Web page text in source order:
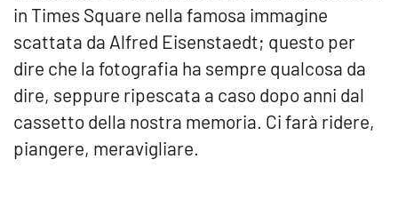
in Times Square nella famosa immagine
scattata da Alfred Eisenstaedt; questo per
dire che la fotografia ha sempre qualcosa da
dire, seppure ripescata a caso dopo anni dal
cassetto della nostra memoria. Ci farà ridere,
piangere, meravigliare.